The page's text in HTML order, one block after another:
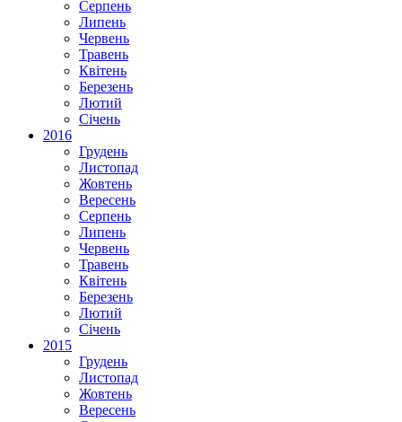
Серпень
Липень
Червень
Травень
Квітень
Березень
Лютий
Січень
2016
Грудень
Листопад
Жовтень
Вересень
Серпень
Липень
Червень
Травень
Квітень
Березень
Лютий
Січень
2015
Грудень
Листопад
Жовтень
Вересень